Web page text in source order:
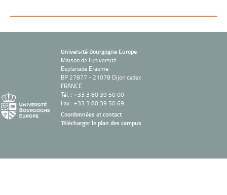
Université Bourgogne Europe
Maison de l'université
Esplanade Erasme
BP 27877 - 21078 Dijon cedex
FRANCE
Tél. : +33 3 80 39 50 00
Fax : +33 3 80 39 50 69
Coordonnées et contact
Télécharger le plan des campus